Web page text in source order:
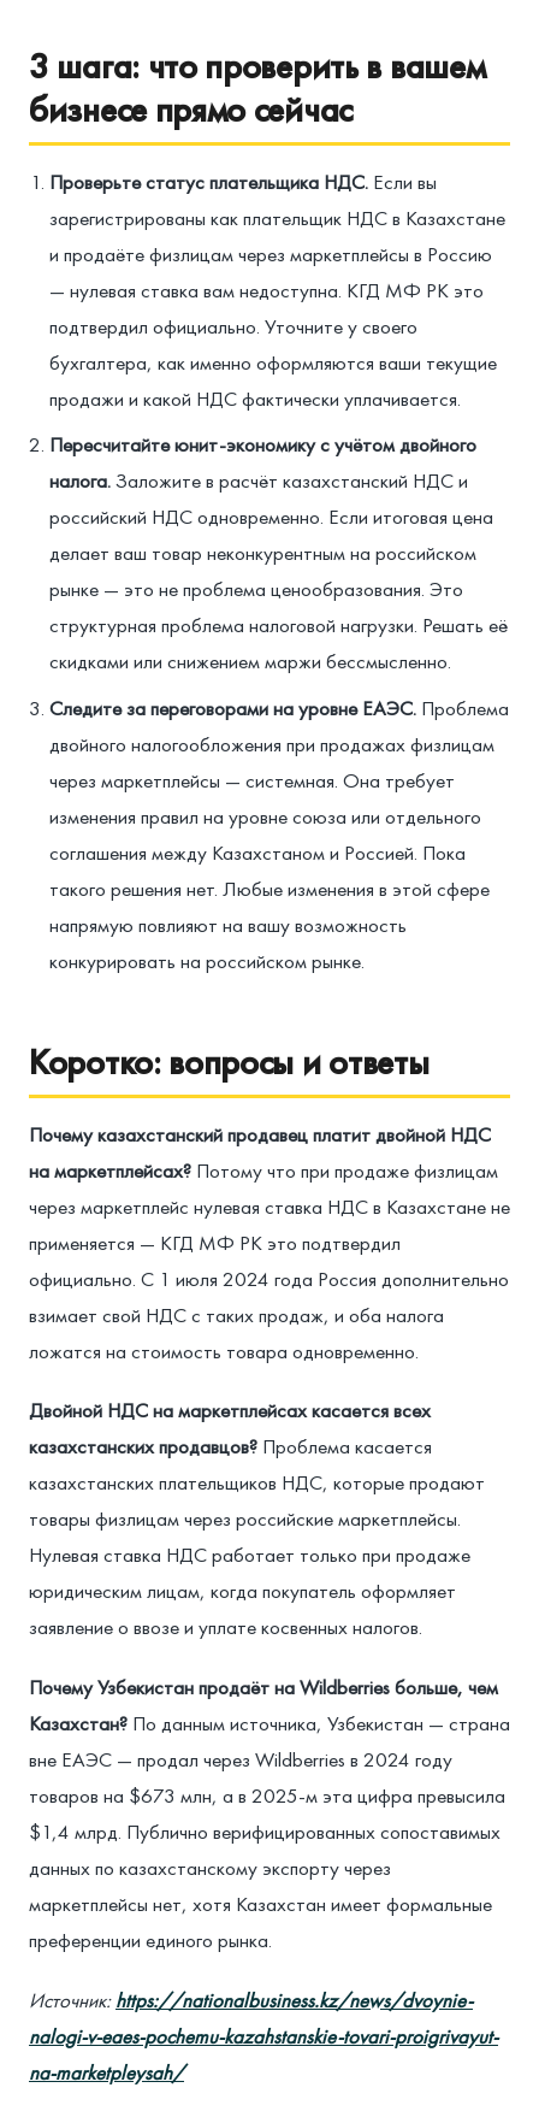
3 шага: что проверить в вашем
бизнесе прямо сейчас
Проверьте статус плательщика НДС. Если вы
зарегистрированы как плательщик НДС в Казахстане
и продаёте физлицам через маркетплейсы в Россию
— нулевая ставка вам недоступна. КГД МФ РК это
подтвердил официально. Уточните у своего
бухгалтера, как именно оформляются ваши текущие
продажи и какой НДС фактически уплачивается.
Пересчитайте юнит-экономику с учётом двойного
налога.Заложите в расчёт казахстанский НДС и
российский НДС одновременно. Если итоговая цена
делает ваш товар неконкурентным на российском
рынке — это не проблема ценообразования. Это
структурная проблема налоговой нагрузки. Решать её
скидками или снижением маржи бессмысленно.
Следите за переговорами на уровне ЕАЭС. Проблема
двойного налогообложения при продажах физлицам
через маркетплейсы — системная. Она требует
изменения правил на уровне союза или отдельного
соглашения между Казахстаном и Россией. Пока
такого решения нет. Любые изменения в этой сфере
напрямую повлияют на вашу возможность
конкурировать на российском рынке.
Коротко: вопросы и ответы
Почему казахстанский продавец платит двойной НДС
на маркетплейсах? Потому что при продаже физлицам
через маркетплейс нулевая ставка НДС в Казахстане не
применяется — КГД МФ РК это подтвердил
официально. С 1 июля 2024 года Россия дополнительно
взимает свой НДС с таких продаж, и оба налога
ложатся на стоимость товара одновременно.
Двойной НДС на маркетплейсах касается всех
казахстанских продавцов? Проблема касается
казахстанских плательщиков НДС, которые продают
товары физлицам через российские маркетплейсы.
Нулевая ставка НДС работает только при продаже
юридическим лицам, когда покупатель оформляет
заявление о ввозе и уплате косвенных налогов.
Почему Узбекистан продаёт на Wildberries больше, чем
Казахстан? По данным источника, Узбекистан — страна
вне ЕАЭС — продал через Wildberries в 2024 году
товаров на $673 млн, а в 2025-м эта цифра превысила
$1,4 млрд. Публично верифицированных сопоставимых
данных по казахстанскому экспорту через
маркетплейсы нет, хотя Казахстан имеет формальные
преференции единого рынка.
Источник:https://nationalbusiness.kz/news/dvoynie-
nalogi-v-eaes-pochemu-kazahstanskie-tovari-proigrivayut-
na-marketpleysah/